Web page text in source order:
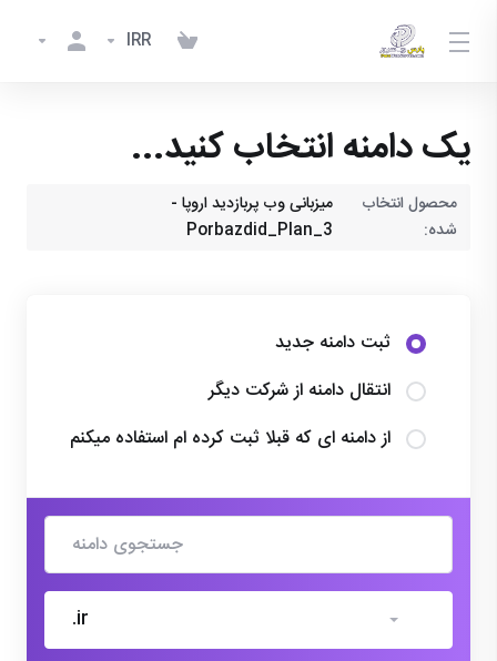
IRR
یک دامنه انتخاب کنید...
محصول انتخاب
شده:
میزبانی وب پربازدید اروپا -
Porbazdid_Plan_3
ثبت دامنه جدید
انتقال دامنه از شرکت دیگر
از دامنه ای که قبلا ثبت کرده ام استفاده میکنم
.ir